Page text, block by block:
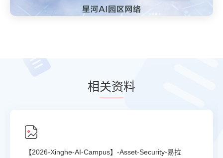
相关资料
【2026-Xinghe-AI-Campus】-Asset-Security-易拉